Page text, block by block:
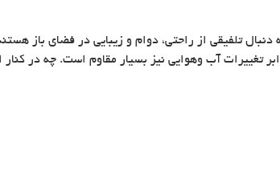
تلفیقی از راحتی، دوام و زیبایی در فضای باز
تغییرات آب وهوایی نیز بسیار مقاوم است. چه در